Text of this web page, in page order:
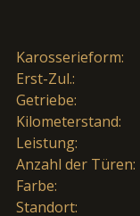
Karosserieform:
Erst-Zul.:
Getriebe:
Kilometerstand:
Leistung:
Anzahl der Türen:
Farbe:
Standort: